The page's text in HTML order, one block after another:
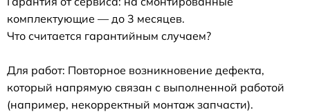
комплектующие — до 3 месяцев.
Что считается гарантийным случаем?
Для работ: Повторное возникновение дефекта,
который напрямую связан с выполненной работой
(например, некорректный монтаж запчасти).